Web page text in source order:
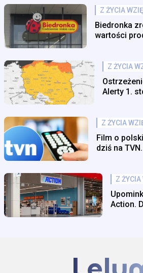
Z ŻYCIA
Biedronka
wartości
Z ŻYCIA
Alerty 1.
Z ŻYCIA
Film o
dziś na
Z ŻYCIA
Action.